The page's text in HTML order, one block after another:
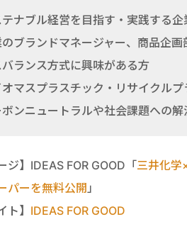
テナブル経営を目指す・実践する企
ブランドマネージャー、商品企画
バランス方式に興味がある方
オマスプラスチック・リサイクル
ボンニュートラルや社会課題への
ジ】IDEAS FOR GOOD「三井化学
パーを無料公開 」
ト】 IDEAS FOR GOOD